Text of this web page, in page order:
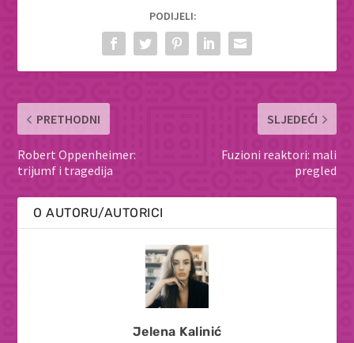
PODIJELI:
PRETHODNI
Robert Oppenheimer:
trijumf i tragedija
SLJEDEĆI
Fuzioni reaktori: mali
pregled
O AUTORU/AUTORICI
Jelena Kalinić